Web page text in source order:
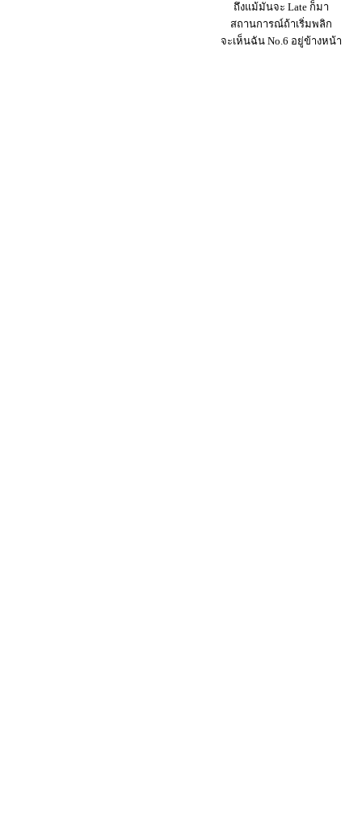
ถึงแม้มันจะ Late ก็มา
สถานการณ์ถ้าเริ่มพลิก
จะเห็นฉัน No.6 อยู่ข้างหน้า